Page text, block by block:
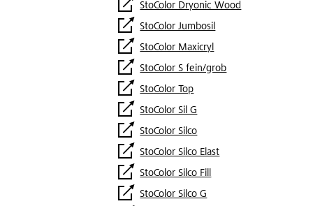
StoColor Dryonic Wood
StoColor Jumbosil
StoColor Maxicryl
StoColor S fein/grob
StoColor Top
StoColor Sil G
StoColor Silco
StoColor Silco Elast
StoColor Silco Fill
StoColor Silco G